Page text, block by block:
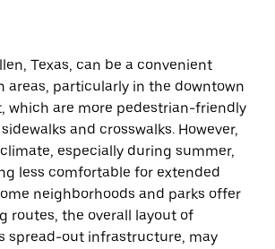
Texas, can be a convenient
areas, particularly in the downtown
which are more pedestrian-friendly
and crosswalks. However,
especially during summer,
less comfortable for extended
neighborhoods and parks offer
routes, the overall layout of
spread-out infrastructure, may